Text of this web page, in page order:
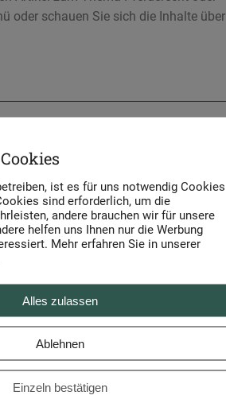
oder schauen Sie sich die Inhalte über
ist es für uns notwendig Cookies
sind erforderlich, um die
andere brauchen wir für unsere
helfen uns Ihnen nur die Werbung
Mehr erfahren Sie in unserer
Alles zulassen
Ablehnen
Einzeln bestätigen